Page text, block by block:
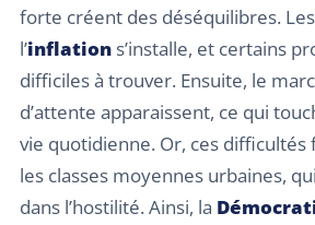
forte créent des déséquilibres.
l’inflation s’installe, et certains
difficiles à trouver. Ensuite, le
d’attente apparaissent, ce qui
vie quotidienne. Or, ces
les classes moyennes urbaines,
dans l’hostilité. Ainsi, la